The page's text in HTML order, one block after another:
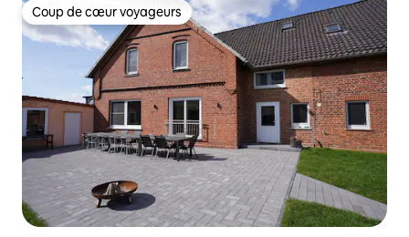
Coup de cœur voyageurs
Coup de cœur voyageurs